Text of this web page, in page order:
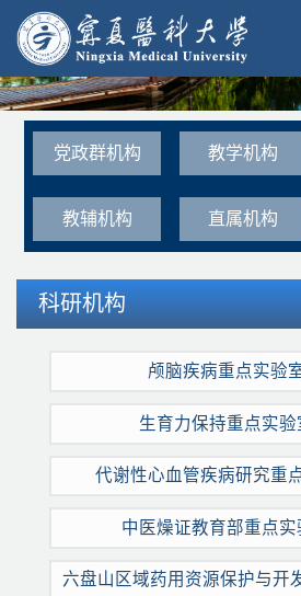
党政群机构 教学机构
教辅机构 直属机构
科研机构
颅脑疾病重点实验
生育力保持重点实验
代谢性心血管疾病研究重
中医燥证教育部重点实
六盘山区域药用资源保护与开